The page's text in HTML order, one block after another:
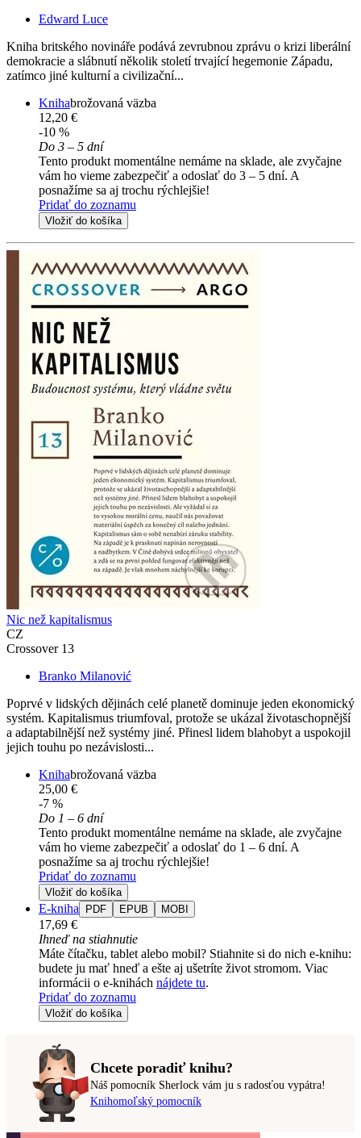
Edward Luce
Kniha britského novináře podává zevrubnou zprávu o krizi liberální
demokracie a slábnutí několik století trvající hegemonie Západu,
zatímco jiné kulturní a civilizační...
Knihabrožovaná väzba
12,20 €
-10 %
Do 3 – 5 dní
Tento produkt momentálne nemáme na sklade, ale zvyčajne
vám ho vieme zabezpečiť a odoslať do 3 – 5 dní. A
posnažíme sa aj trochu rýchlejšie!
Pridať do zoznamu
Vložiť do košíka
Nic než kapitalismus
CZ
Crossover 13
Branko Milanović
Poprvé v lidských dějinách celé planetě dominuje jeden ekonomický
systém. Kapitalismus triumfoval, protože se ukázal životaschopnější
a adaptabilnější než systémy jiné. Přinesl lidem blahobyt a uspokojil
jejich touhu po nezávislosti...
Knihabrožovaná väzba
25,00 €
-7 %
Do 1 – 6 dní
Tento produkt momentálne nemáme na sklade, ale zvyčajne
vám ho vieme zabezpečiť a odoslať do 1 – 6 dní. A
posnažíme sa aj trochu rýchlejšie!
Pridať do zoznamu
Vložiť do košíka
E-kniha PDF EPUB MOBI
17,69 €
Ihneď na stiahnutie
Máte čítačku, tablet alebo mobil? Stiahnite si do nich e-knihu:
budete ju mať hneď a ešte aj ušetríte život stromom. Viac
informácii o e-knihách nájdete tu.
Pridať do zoznamu
Vložiť do košíka
Chcete poradiť knihu?
Náš pomocník Sherlock vám ju s radosťou vypátra!
Knihomoľský pomocník